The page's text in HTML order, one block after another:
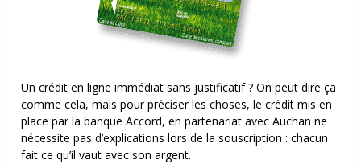
Un crédit en ligne immédiat sans justificatif ? On peut dire ça
comme cela, mais pour préciser les choses, le crédit mis en
place par la banque Accord, en partenariat avec Auchan ne
nécessite pas d’explications lors de la souscription : chacun
fait ce qu’il vaut avec son argent.